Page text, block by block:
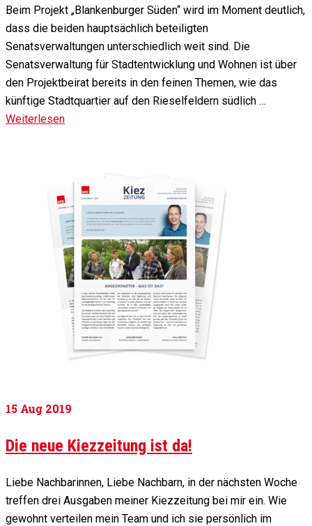
Beim Projekt „Blankenburger Süden“ wird im Moment deutlich,
dass die beiden hauptsächlich beteiligten
Senatsverwaltungen unterschiedlich weit sind. Die
Senatsverwaltung für Stadtentwicklung und Wohnen ist über
den Projektbeirat bereits in den feinen Themen, wie das
künftige Stadtquartier auf den Rieselfeldern südlich …
Weiterlesen
15 Aug 2019
Die neue Kiezzeitung ist da!
Liebe Nachbarinnen, Liebe Nachbarn, in der nächsten Woche
treffen drei Ausgaben meiner Kiezzeitung bei mir ein. Wie
gewohnt verteilen mein Team und ich sie persönlich im